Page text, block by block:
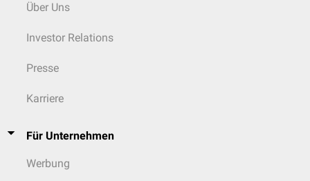
Über Uns
Investor Relations
Presse
Karriere
Für Unternehmen
Werbung